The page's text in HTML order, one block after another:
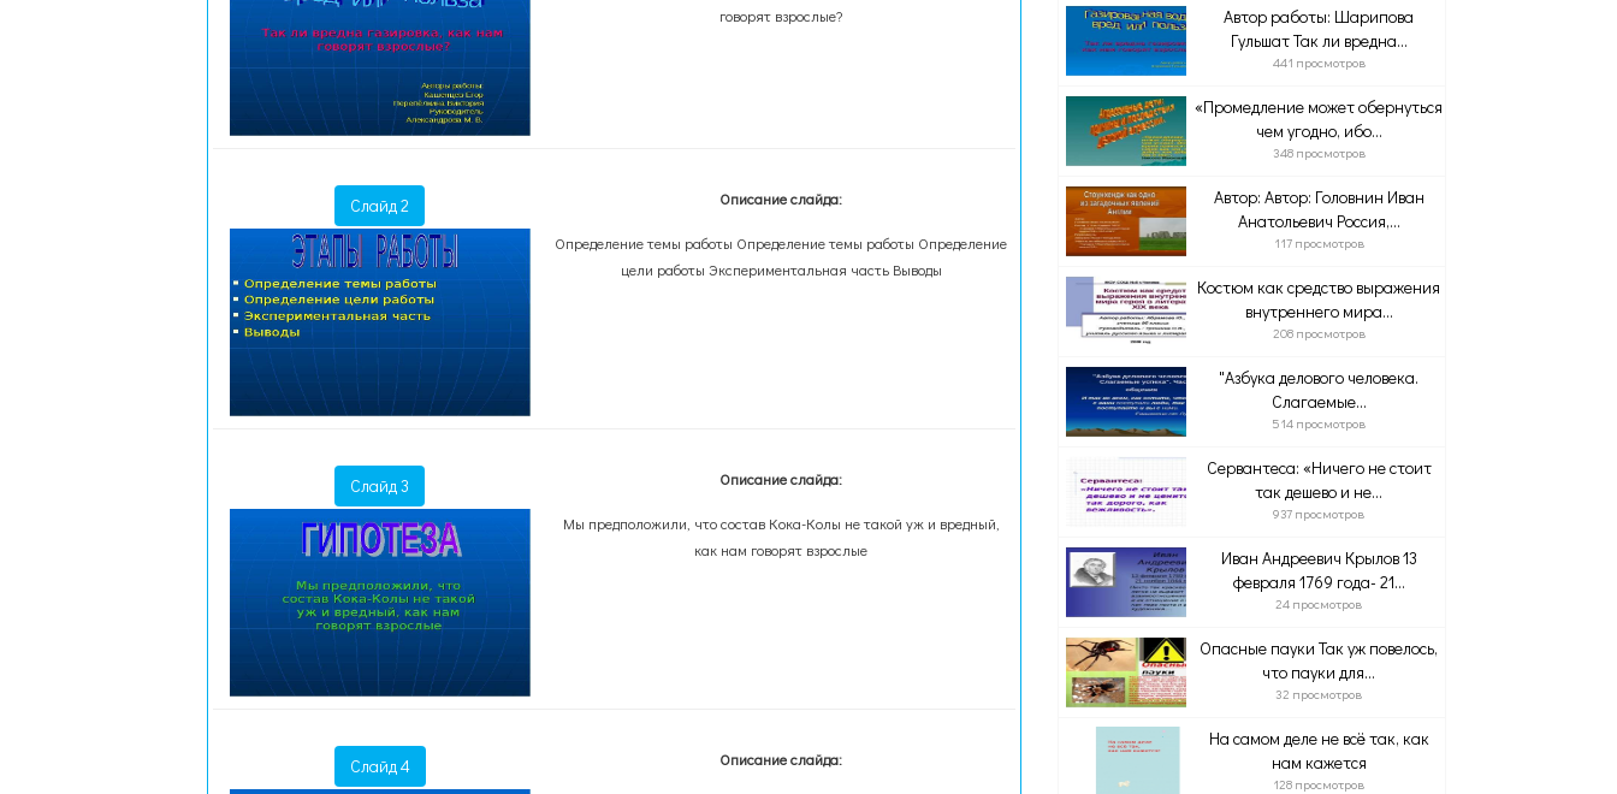
говорят взрослые?
Слайд 2 Описание слайда:
Определение темы работы Определение темы работы Определение
цели работы Экспериментальная часть Выводы
Слайд 3 Описание слайда:
Мы предположили, что состав Кока-Колы не такой уж и вредный,
как нам говорят взрослые
Слайд 4 Описание слайда:
Автор работы: Шарипова
Гульшат Так ли вредна...
441 просмотров
«Промедление может обернуться
чем угодно, ибо...
348 просмотров
Автор: Автор: Головнин Иван
Анатольевич Россия,...
117 просмотров
Костюм как средство выражения
внутреннего мира...
208 просмотров
"Азбука делового человека.
Слагаемые...
514 просмотров
Сервантеса: «Ничего не стоит
так дешево и не...
937 просмотров
Иван Андреевич Крылов 13
февраля 1769 года- 21...
24 просмотров
Опасные пауки Так уж повелось,
что пауки для...
32 просмотров
На самом деле не всё так, как
нам кажется
128 просмотров